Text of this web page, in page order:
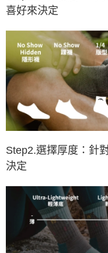
喜好來決定
Step2.選擇厚度：針
決定